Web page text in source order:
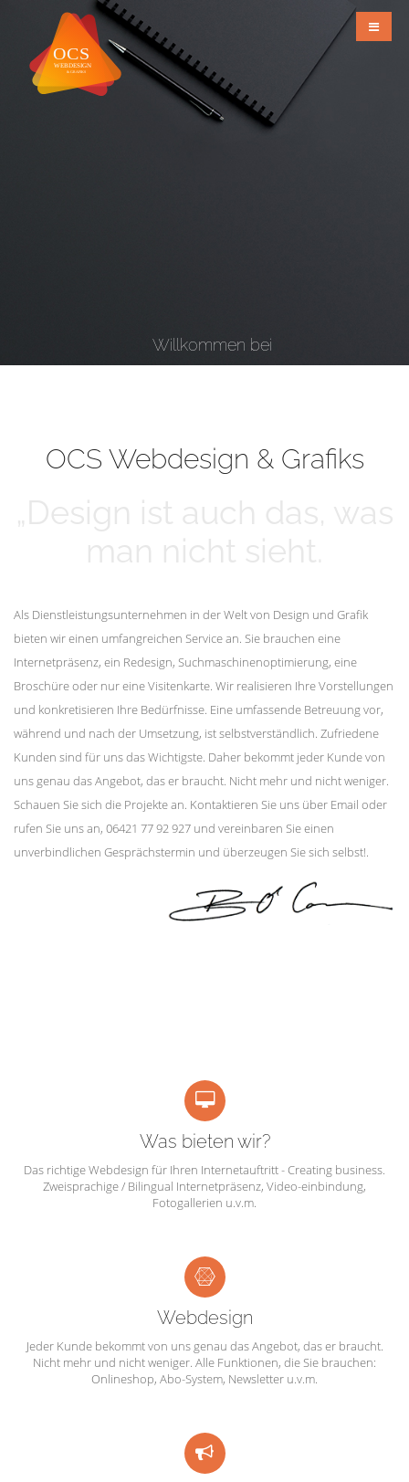
Willkommen bei
OCS Webdesign & Grafiks
Als Dienstleistungsunternehmen in der Welt von Design und Grafik
bieten wir einen umfangreichen Service an. Sie brauchen eine
Internetpräsenz, ein Redesign, Suchmaschinenoptimierung, eine
Broschüre oder nur eine Visitenkarte. Wir realisieren Ihre Vorstellungen
und konkretisieren Ihre Bedürfnisse. Eine umfassende Betreuung vor,
während und nach der Umsetzung, ist selbstverständlich. Zufriedene
Kunden sind für uns das Wichtigste. Daher bekommt jeder Kunde von
uns genau das Angebot, das er braucht. Nicht mehr und nicht weniger.
Schauen Sie sich die Projekte an. Kontaktieren Sie uns über Email oder
rufen Sie uns an, 06421 77 92 927 und vereinbaren Sie einen
unverbindlichen Gesprächstermin und überzeugen Sie sich selbst!.
Was bieten wir?
Das richtige Webdesign für Ihren Internetauftritt - Creating business.
Zweisprachige / Bilingual Internetpräsenz, Video-einbindung,
Fotogallerien u.v.m.
Webdesign
Jeder Kunde bekommt von uns genau das Angebot, das er braucht.
Nicht mehr und nicht weniger. Alle Funktionen, die Sie brauchen:
Onlineshop, Abo-System, Newsletter u.v.m.